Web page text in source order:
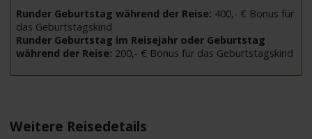
Runder Geburtstag während der Reise: 400,- € Bonus für
das Geburtstagskind
Runder Geburtstag im Reisejahr oder Geburtstag
während der Reise: 200,- € Bonus für das Geburtstagskind
Weitere Reisedetails